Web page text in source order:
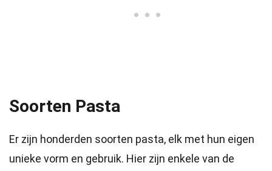
Soorten Pasta
Er zijn honderden soorten pasta, elk met hun eigen
unieke vorm en gebruik. Hier zijn enkele van de